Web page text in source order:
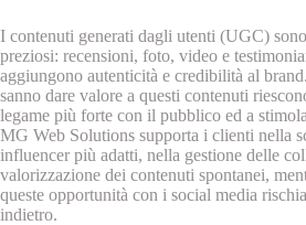
I contenuti generati dagli utenti (UGC)
preziosi: recensioni, foto, video e
aggiungono autenticità e credibilità al
sanno dare valore a questi contenuti
legame più forte con il pubblico ed a
MG Web Solutions supporta i clienti nella
influencer più adatti, nella gestione delle
valorizzazione dei contenuti spontanei,
queste opportunità con i social media
indietro.